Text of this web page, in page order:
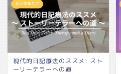
メンタルケア
現代的日記療法のススメ: スト
ーリーテラーへの道